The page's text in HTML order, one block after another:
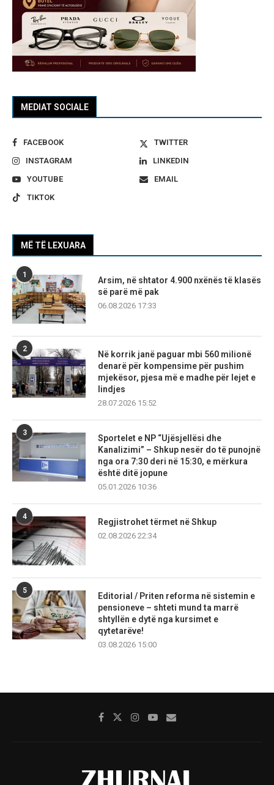
MEDIAT SOCIALE
FACEBOOK
TWITTER
INSTAGRAM
LINKEDIN
YOUTUBE
EMAIL
TIKTOK
MË TË LEXUARA
1
Arsim, në shtator 4.900 nxënës të klasës
së parë më pak
06.08.2026 17:33
2
Në korrik janë paguar mbi 560 milionë
denarë për kompensime për pushim
mjekësor, pjesa më e madhe për lejet e
lindjes
28.07.2026 15:52
3
Sportelet e NP “Ujësjellësi dhe
Kanalizimi” – Shkup nesër do të punojnë
nga ora 7:30 deri në 15:30, e mërkura
është ditë jopune
05.01.2026 10:36
4
Regjistrohet tërmet në Shkup
02.08.2026 22:34
5
Editorial / Priten reforma në sistemin e
pensioneve – shteti mund ta marrë
shtyllën e dytë nga kursimet e
qytetarëve!
03.08.2026 15:00